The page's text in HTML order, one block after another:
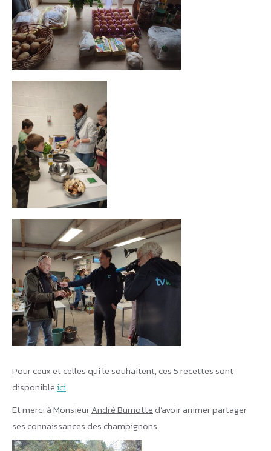
Pour ceux et celles qui le souhaitent, ces 5 recettes sont
disponible ici.
Et merci à MonsieurAndré Burnotted’avoir animer partager
ses connaissances des champignons.